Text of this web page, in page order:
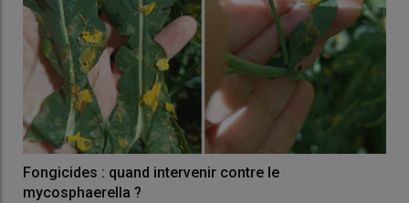
Fongicides : quand intervenir contre le
mycosphaerella ?